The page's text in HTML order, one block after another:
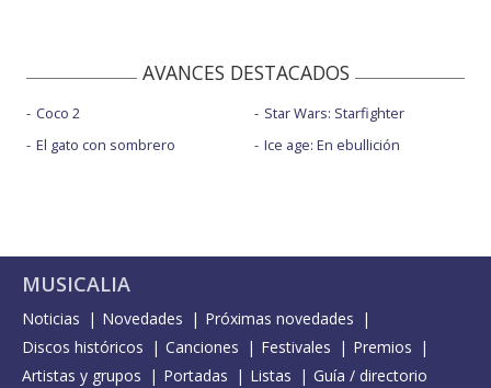
AVANCES DESTACADOS
Coco 2
El gato con sombrero
Star Wars: Starfighter
Ice age: En ebullición
MUSICALIA
Noticias Novedades
Próximas novedades
Discos históricos
Canciones Festivales
Premios
Artistas y grupos
Portadas Listas Guía / directorio